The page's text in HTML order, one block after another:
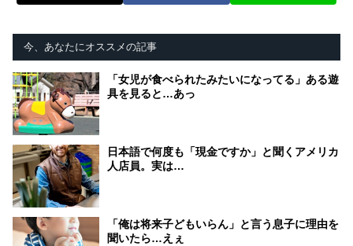
今、あなたにオススメの記事
「女児が食べられたみたいになってる」ある遊
具を見ると…あっ
日本語で何度も「現金ですか」と聞くアメリカ
人店員。実は…
「俺は将来子どもいらん」と言う息子に理由を
聞いたら…えぇ